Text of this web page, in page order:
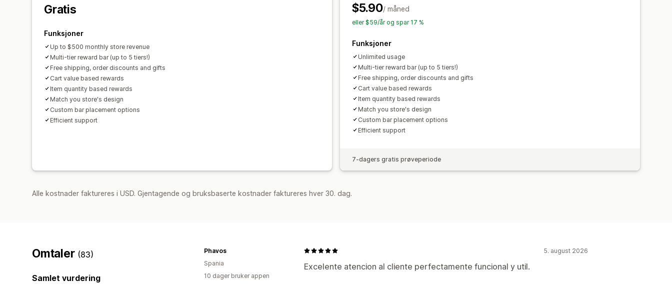
Gratis
Funksjoner
Up to $500 monthly store revenue
Multi-tier reward bar (up to 5 tiers!)
Free shipping, order discounts and gifts
Cart value based rewards
Item quantity based rewards
Match you store's design
Custom bar placement options
Efficient support
$5.90/ måned
eller $59/år og spar 17 %
Funksjoner
Unlimited usage
Multi-tier reward bar (up to 5 tiers!)
Free shipping, order discounts and gifts
Cart value based rewards
Item quantity based rewards
Match you store's design
Custom bar placement options
Efficient support
7-dagers gratis prøveperiode
Alle kostnader faktureres i USD. Gjentagende og bruksbaserte kostnader faktureres hver 30. dag.
Omtaler (83)
Samlet vurdering
5. august 2026
Excelente atencion al cliente perfectamente funcional y util.
Phavos
Spania
10 dager bruker appen